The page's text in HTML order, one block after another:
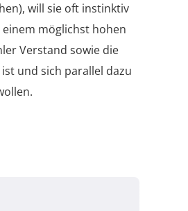
will sie oft instinktiv
möglichst hohen
Verstand sowie die
und sich parallel dazu